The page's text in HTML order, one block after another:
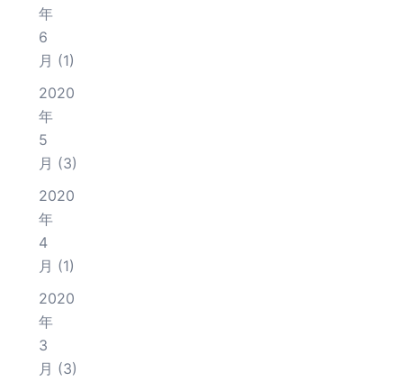
年
6
月 (1)
2020
年
5
月 (3)
2020
年
4
月 (1)
2020
年
3
月 (3)